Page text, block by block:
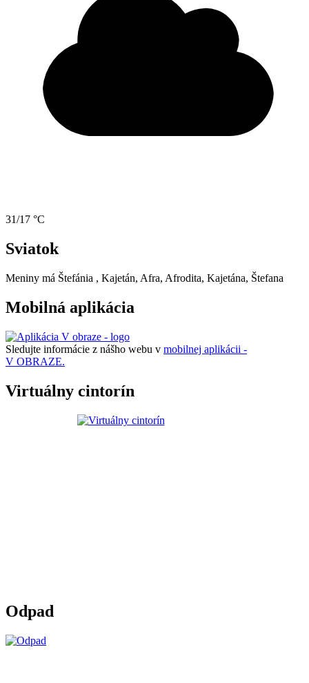
31/17 °C
Sviatok
Meniny má Štefánia , Kajetán, Afra, Afrodita, Kajetána, Štefana
Mobilná aplikácia
Sledujte informácie z nášho webu v mobilnej aplikácii -
V OBRAZE.
Virtuálny cintorín
Odpad